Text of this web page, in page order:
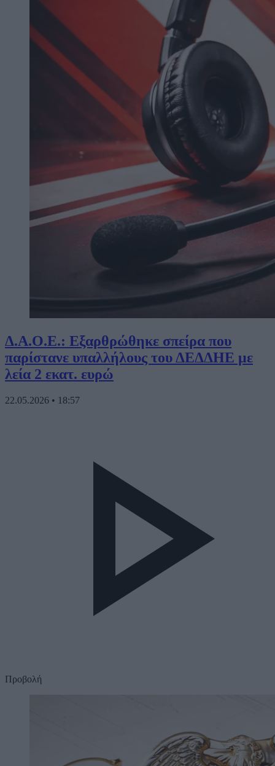
Δ.Α.Ο.Ε.: Εξαρθρώθηκε σπείρα που
παρίστανε υπαλλήλους του ΔΕΔΔΗΕ με
λεία 2 εκατ. ευρώ
22.05.2026 • 18:57
Προβολή